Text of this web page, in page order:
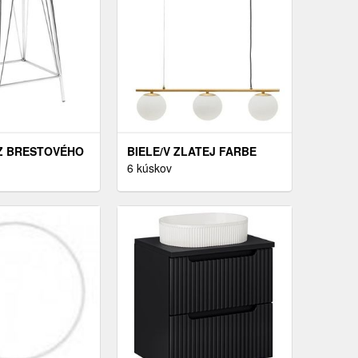
BRESTOVÉHO
BIELE/V ZLATEJ FARBE
KOVOVÉ ZÁVESNÉ
HOME
6 kúskov